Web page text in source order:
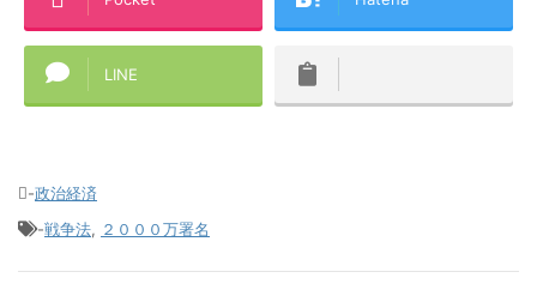
LINE
-政治経済
-戦争法, ２０００万署名